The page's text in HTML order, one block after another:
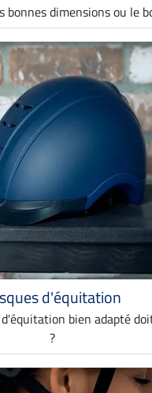
dimensions ou le
d'équitation
bien adapté
?